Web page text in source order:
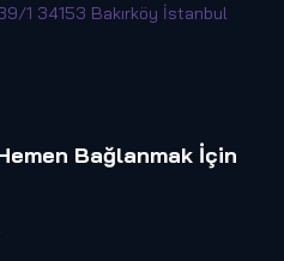
1 34153 Bakırköy İstanbul
Bağlanmak İçin